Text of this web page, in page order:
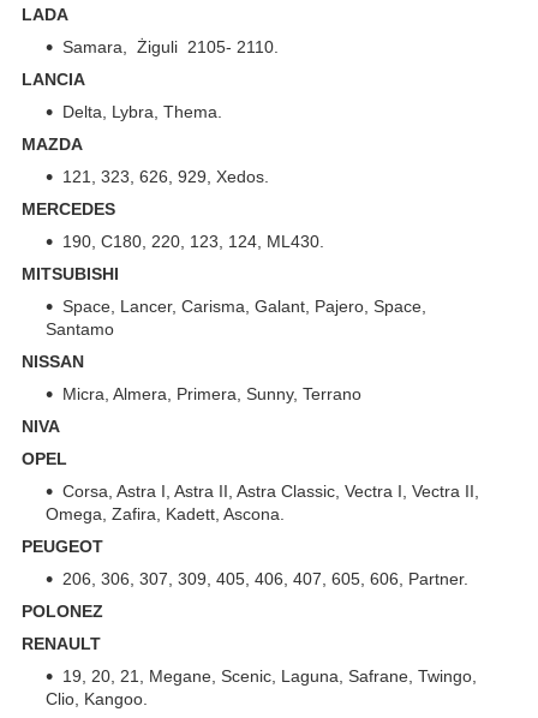
LADA
Samara, Żiguli 2105- 2110.
LANCIA
Delta, Lybra, Thema.
MAZDA
121, 323, 626, 929, Xedos.
MERCEDES
190, C180, 220, 123, 124, ML430.
MITSUBISHI
Space, Lancer, Carisma, Galant, Pajero, Space,
Santamo
NISSAN
Micra, Almera, Primera, Sunny, Terrano
NIVA
OPEL
Corsa, Astra I, Astra II, Astra Classic, Vectra I, Vectra II,
Omega, Zafira, Kadett, Ascona.
PEUGEOT
206, 306, 307, 309, 405, 406, 407, 605, 606, Partner.
POLONEZ
RENAULT
19, 20, 21, Megane, Scenic, Laguna, Safrane, Twingo,
Clio, Kangoo.